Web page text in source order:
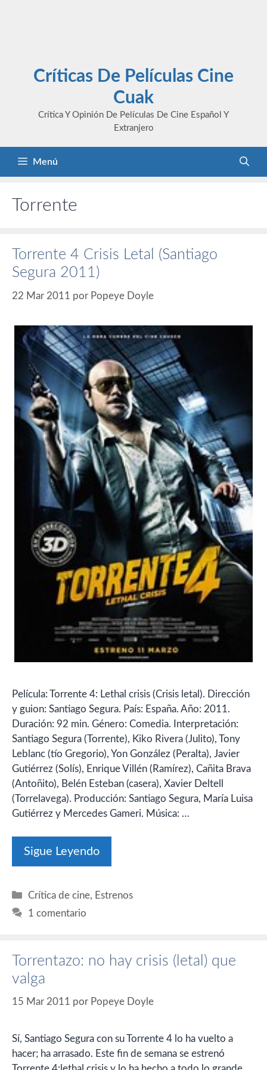
Críticas De Películas Cine
Cuak
Crítica Y Opinión De Películas De Cine Español Y
Extranjero
Menú
Torrente
Torrente 4 Crisis Letal (Santiago
Segura 2011)
22 Mar 2011 por Popeye Doyle
Película: Torrente 4: Lethal crisis (Crisis letal). Dirección
y guion: Santiago Segura. País: España. Año: 2011.
Duración: 92 min. Género: Comedia. Interpretación:
Santiago Segura (Torrente), Kiko Rivera (Julito), Tony
Leblanc (tío Gregorio), Yon González (Peralta), Javier
Gutiérrez (Solís), Enrique Villén (Ramírez), Cañita Brava
(Antoñito), Belén Esteban (casera), Xavier Deltell
(Torrelavega). Producción: Santiago Segura, María Luisa
Gutiérrez y Mercedes Gameri. Música: …
Sigue Leyendo
Categorías
Crítica de cine, Estrenos
1 comentario
Torrentazo: no hay crisis (letal) que
valga
15 Mar 2011 por Popeye Doyle
Sí, Santiago Segura con su Torrente 4 lo ha vuelto a
hacer; ha arrasado. Este fin de semana se estrenó